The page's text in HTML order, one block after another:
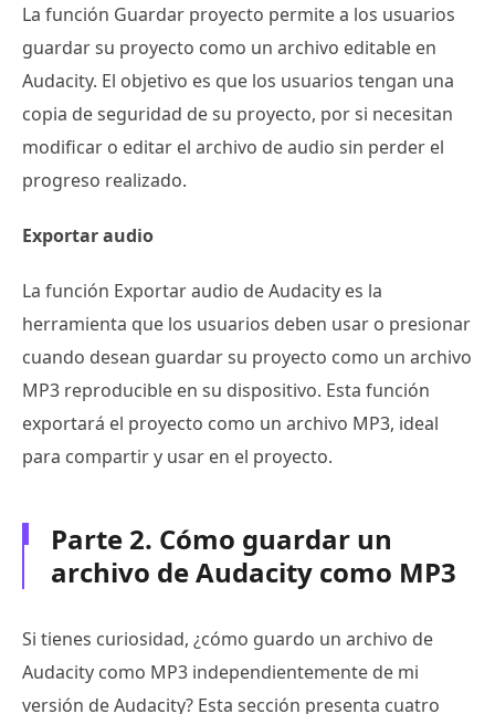
La función Guardar proyecto permite a los usuarios
guardar su proyecto como un archivo editable en
Audacity. El objetivo es que los usuarios tengan una
copia de seguridad de su proyecto, por si necesitan
modificar o editar el archivo de audio sin perder el
progreso realizado.
Exportar audio
La función Exportar audio de Audacity es la
herramienta que los usuarios deben usar o presionar
cuando desean guardar su proyecto como un archivo
MP3 reproducible en su dispositivo. Esta función
exportará el proyecto como un archivo MP3, ideal
para compartir y usar en el proyecto.
Parte 2. Cómo guardar un
archivo de Audacity como MP3
Si tienes curiosidad, ¿cómo guardo un archivo de
Audacity como MP3 independientemente de mi
versión de Audacity? Esta sección presenta cuatro